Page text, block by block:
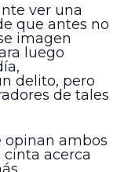
ver una
que antes no
imagen
luego
delito, pero
de tales
opinan ambos
acerca